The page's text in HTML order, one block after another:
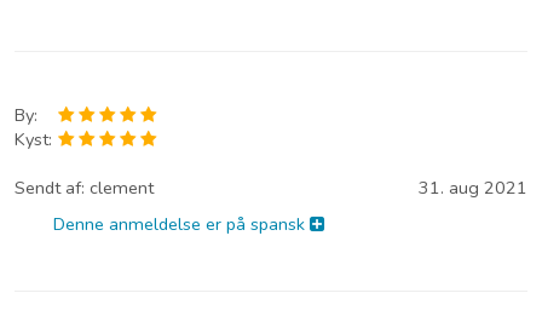
By:
Kyst:
Sendt af: clement
31. aug 2021
Denne anmeldelse er på spansk